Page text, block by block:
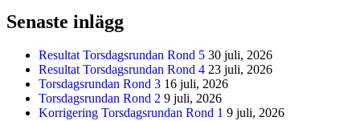
Senaste inlägg
Resultat Torsdagsrundan Rond 5 30 juli, 2026
Resultat Torsdagsrundan Rond 4 23 juli, 2026
Torsdagsrundan Rond 3 16 juli, 2026
Torsdagsrundan Rond 2 9 juli, 2026
Korrigering Torsdagsrundan Rond 1 9 juli, 2026